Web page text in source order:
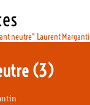
neutre" Laurent
(3)